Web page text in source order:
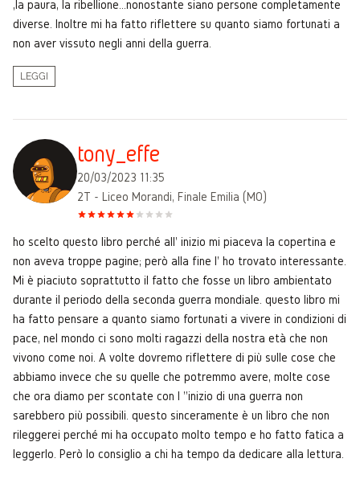
,la paura, la ribellione…nonostante siano persone completamente
diverse. Inoltre mi ha fatto riflettere su quanto siamo fortunati a
non aver vissuto negli anni della guerra.
LEGGI
tony_effe
20/03/2023 11:35
2T - Liceo Morandi, Finale Emilia (MO)
ho scelto questo libro perché all' inizio mi piaceva la copertina e
non aveva troppe pagine; però alla fine l' ho trovato interessante.
Mi è piaciuto soprattutto il fatto che fosse un libro ambientato
durante il periodo della seconda guerra mondiale. questo libro mi
ha fatto pensare a quanto siamo fortunati a vivere in condizioni di
pace, nel mondo ci sono molti ragazzi della nostra età che non
vivono come noi. A volte dovremo riflettere di più sulle cose che
abbiamo invece che su quelle che potremmo avere, molte cose
che ora diamo per scontate con l ''inizio di una guerra non
sarebbero più possibili. questo sinceramente è un libro che non
rileggerei perché mi ha occupato molto tempo e ho fatto fatica a
leggerlo. Però lo consiglio a chi ha tempo da dedicare alla lettura.